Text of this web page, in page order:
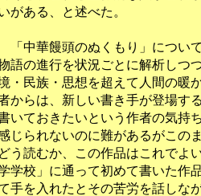
がある、と述べた。
「中華饅頭のぬくもり」につい
語の進行を状況ごとに解析しつ
・民族・思想を超えて人間の暖
からは、新しい書き手が登場す
いておきたいという作者の気持
じられないのに難があるがこの
どう読むか、この作品はこれでよ
学校」に通って初めて書いた作
手を入れたとその苦労を話しな